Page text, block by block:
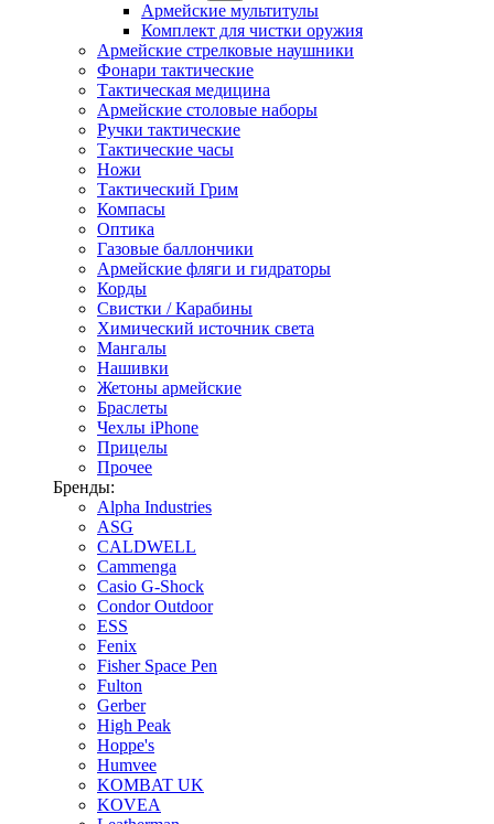
Армейские мультитулы
Комплект для чистки оружия
Армейские стрелковые наушники
Фонари тактические
Тактическая медицина
Армейские столовые наборы
Ручки тактические
Тактические часы
Ножи
Тактический Грим
Компасы
Оптика
Газовые баллончики
Армейские фляги и гидраторы
Корды
Свистки / Карабины
Химический источник света
Мангалы
Нашивки
Жетоны армейские
Браслеты
Чехлы iPhone
Прицелы
Прочее
Бренды:
Alpha Industries
ASG
CALDWELL
Cammenga
Casio G-Shock
Condor Outdoor
ESS
Fenix
Fisher Space Pen
Fulton
Gerber
High Peak
Hoppe's
Humvee
KOMBAT UK
KOVEA